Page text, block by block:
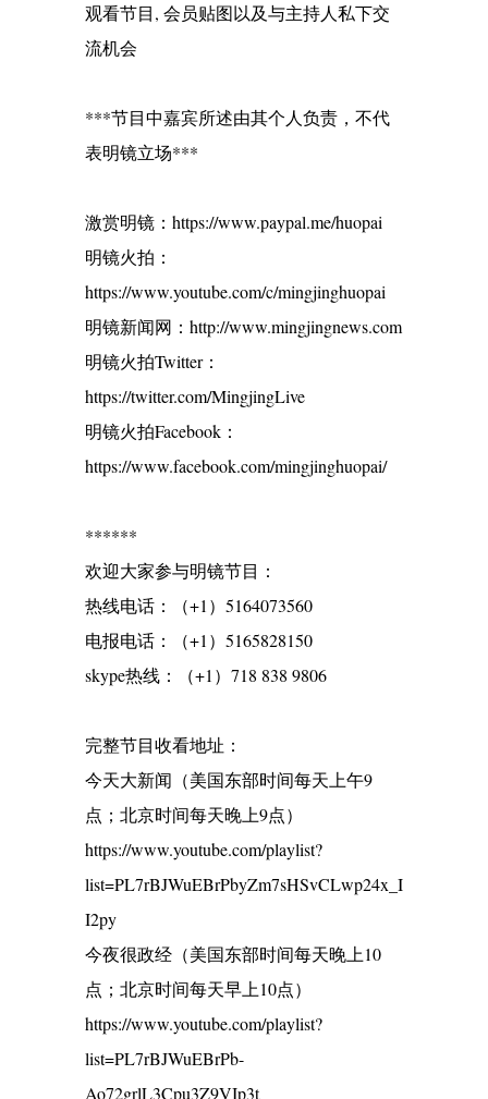
观看节目, 会员贴图以及与主持人私下交
流机会
***节目中嘉宾所述由其个人负责，不代
表明镜立场***
激赏明镜：https://www.paypal.me/huopai
明镜火拍：
https://www.youtube.com/c/mingjinghuopai
明镜新闻网：http://www.mingjingnews.com
明镜火拍Twitter：
https://twitter.com/MingjingLive
明镜火拍Facebook：
https://www.facebook.com/mingjinghuopai/
******
欢迎大家参与明镜节目：
热线电话：（+1）5164073560
电报电话：（+1）5165828150
skype热线：（+1）718 838 9806
完整节目收看地址：
今天大新闻（美国东部时间每天上午9
点；北京时间每天晚上9点）
https://www.youtube.com/playlist?
list=PL7rBJWuEBrPbyZm7sHSvCLwp24x_I
I2py
今夜很政经（美国东部时间每天晚上10
点；北京时间每天早上10点）
https://www.youtube.com/playlist?
list=PL7rBJWuEBrPb-
Ao72grlL3Cpu3Z9VIp3t